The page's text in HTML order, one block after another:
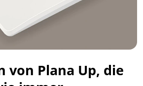
von Plana Up, die